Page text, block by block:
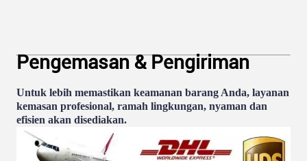
Pengemasan & Pengiriman
Untuk lebih memastikan keamanan barang Anda, layanan
kemasan profesional, ramah lingkungan, nyaman dan
efisien akan disediakan.